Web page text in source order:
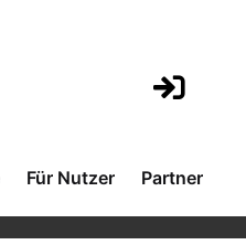
Für Nutzer Partner